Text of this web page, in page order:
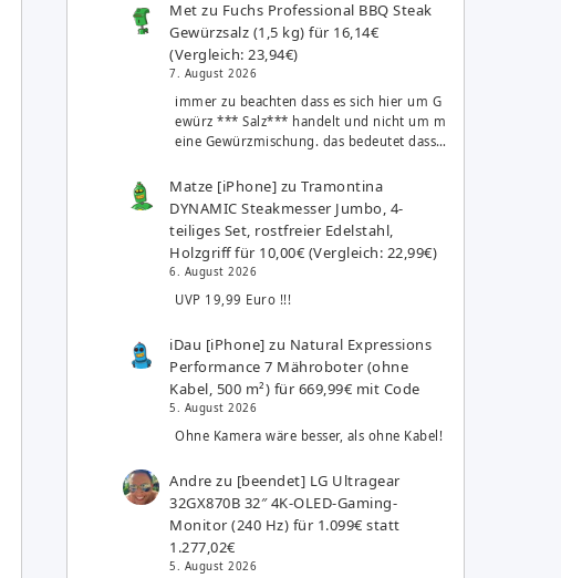
Met zu Fuchs Professional BBQ Steak
Gewürzsalz (1,5 kg) für 16,14€
(Vergleich: 23,94€)
7. August 2026
immer zu beachten dass es sich hier um G
ewürz *** Salz*** handelt und nicht um m
eine Gewürzmischung. das bedeutet dass…
Matze [iPhone] zuTramontina
DYNAMIC Steakmesser Jumbo, 4-
teiliges Set, rostfreier Edelstahl,
Holzgriff für 10,00€ (Vergleich: 22,99€)
6. August 2026
UVP 19,99 Euro !!!
iDau [iPhone] zu Natural Expressions
Performance 7 Mähroboter (ohne
Kabel, 500 m²) für 669,99€ mit Code
5. August 2026
Ohne Kamera wäre besser, als ohne Kabel!
Andre zu [beendet] LG Ultragear
32GX870B 32″ 4K-OLED-Gaming-
Monitor (240 Hz) für 1.099€ statt
1.277,02€
5. August 2026